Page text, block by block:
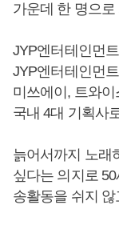
가운데 한 명으
JYP엔터테인먼
JYP엔터테인먼
미쓰에이, 트와
국내 4대 기획사
늙어서까지 노래
싶다는 의지로
송활동을 쉬지 않